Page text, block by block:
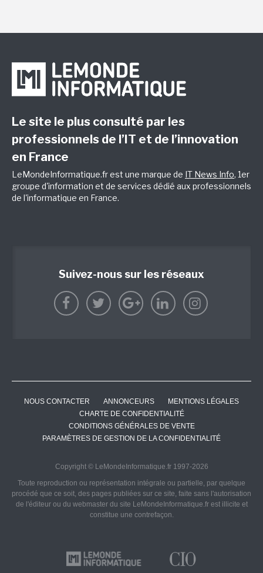
Le site le plus consulté par les
professionnels de l’IT et de l’innovation
en France
LeMondeInformatique.fr est une marque de IT News Info, 1er
groupe d'information et de services dédié aux professionnels
de l'informatique en France.
Suivez-nous sur les réseaux
NOUS CONTACTER ANNONCEURS
MENTIONS LÉGALES
CHARTE DE CONFIDENTIALITÉ
CONDITIONS GÉNÉRALES DE VENTE
PARAMÈTRES DE GESTION DE LA CONFIDENTIALITÉ
Copyright © LeMondeInformatique.fr 1997-2026
Toute reproduction ou représentation intégrale ou partielle, par quelque
procédé que ce soit, des pages publiées sur ce site, faite sans l'autorisation
de l'éditeur ou du webmaster du site LeMondeInformatique.fr est illicite et
constitue une contrefaçon.